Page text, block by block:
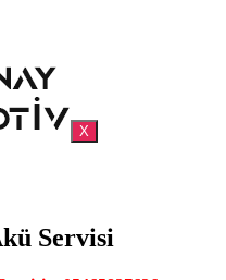
X
Servisi